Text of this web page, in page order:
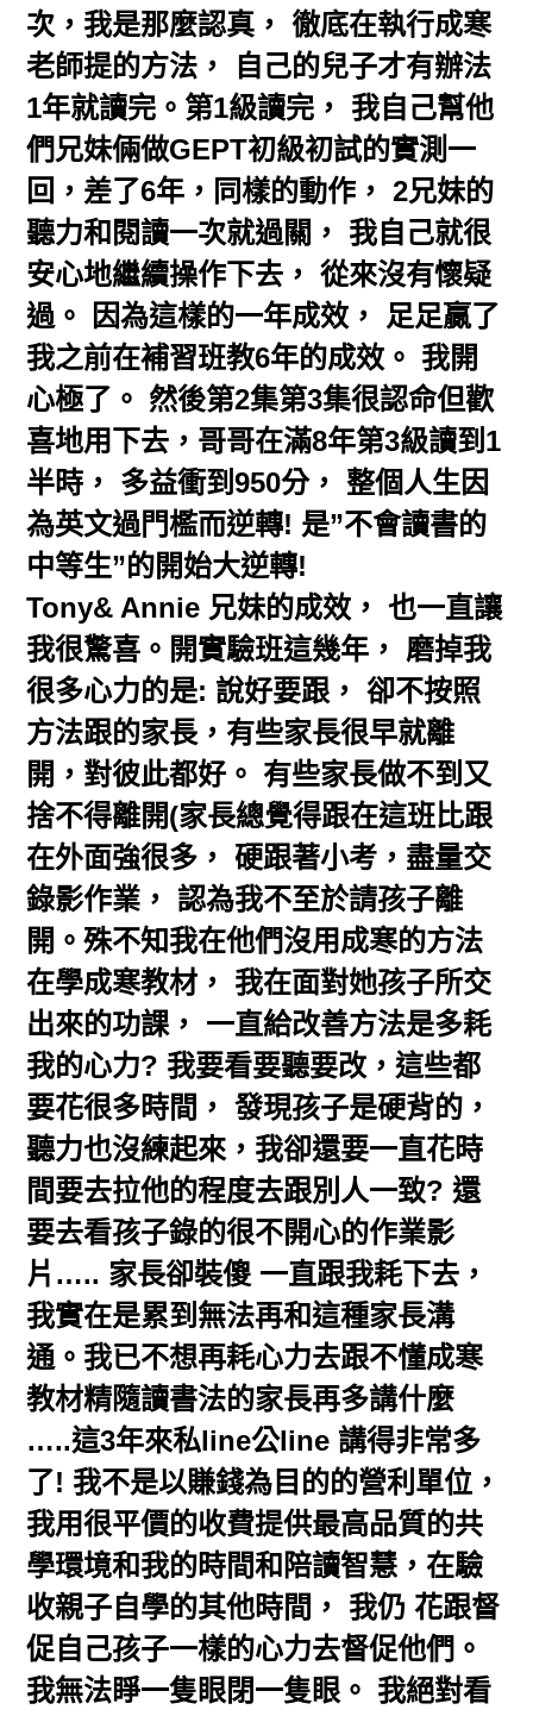
次，我是那麼認真， 徹底在執行成寒
老師提的方法， 自己的兒子才有辦法
1年就讀完。第1級讀完， 我自己幫他
們兄妹倆做GEPT初級初試的實測一
回，差了6年，同樣的動作， 2兄妹的
聽力和閱讀一次就過關， 我自己就很
安心地繼續操作下去， 從來沒有懷疑
過。 因為這樣的一年成效， 足足贏了
我之前在補習班教6年的成效。 我開
心極了。 然後第2集第3集很認命但歡
喜地用下去，哥哥在滿8年第3級讀到1
半時， 多益衝到950分， 整個人生因
為英文過門檻而逆轉! 是”不會讀書的
中等生”的開始大逆轉!
Tony& Annie 兄妹的成效， 也一直讓
我很驚喜。開實驗班這幾年， 磨掉我
很多心力的是: 說好要跟， 卻不按照
方法跟的家長，有些家長很早就離
開，對彼此都好。 有些家長做不到又
捨不得離開(家長總覺得跟在這班比跟
在外面強很多， 硬跟著小考，盡量交
錄影作業， 認為我不至於請孩子離
開。殊不知我在他們沒用成寒的方法
在學成寒教材， 我在面對她孩子所交
出來的功課， 一直給改善方法是多耗
我的心力? 我要看要聽要改，這些都
要花很多時間， 發現孩子是硬背的，
聽力也沒練起來，我卻還要一直花時
間要去拉他的程度去跟別人一致? 還
要去看孩子錄的很不開心的作業影
片….. 家長卻裝傻 一直跟我耗下去，
我實在是累到無法再和這種家長溝
通。我已不想再耗心力去跟不懂成寒
教材精隨讀書法的家長再多講什麼
…..這3年來私line公line 講得非常多
了! 我不是以賺錢為目的的營利單位，
我用很平價的收費提供最高品質的共
學環境和我的時間和陪讀智慧，在驗
收親子自學的其他時間， 我仍 花跟督
促自己孩子一樣的心力去督促他們。
我無法睜一隻眼閉一隻眼。 我絕對看